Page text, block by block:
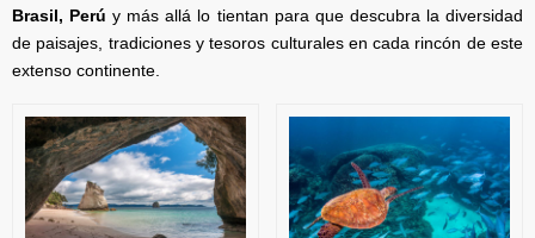
Brasil, Perú y más allá lo tientan para que descubra la diversidad
de paisajes, tradiciones y tesoros culturales en cada rincón de este
extenso continente.